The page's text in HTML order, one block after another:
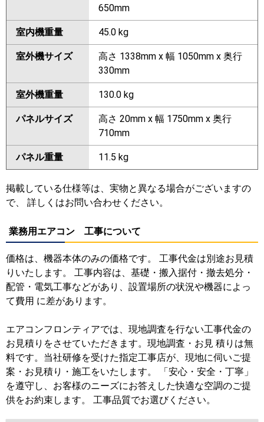
650mm
室内機重量 45.0 kg
室外機サイズ
高さ 1338mm x 幅 1050mm x 奥行
330mm
室外機重量 130.0 kg
パネルサイズ
高さ 20mm x 幅 1750mm x 奥行
710mm
パネル重量 11.5 kg
掲載している仕様等は、実物と異なる場合がございますの
で、 詳しくはお問い合わせください。
業務用エアコン 工事について
価格は、機器本体のみの価格です。 工事代金は別途お見積
りいたします。 工事内容は、基礎・搬入据付・撤去処分・
配管・電気工事などがあり、設置場所の状況や機器によっ
て費用 に差があります。
エアコンフロンティアでは、現地調査を行ない工事代金の
お見積りをさせていただきます。現地調査・お見 積りは無
料です。当社研修を受けた指定工事店が、現地に伺いご提
案・お見積り・施工をいたします。 「安心・安全・丁寧」
を遵守し、お客様のニーズにお答えした快適な空調のご提
供をお約束します。 工事品質でお選びください。